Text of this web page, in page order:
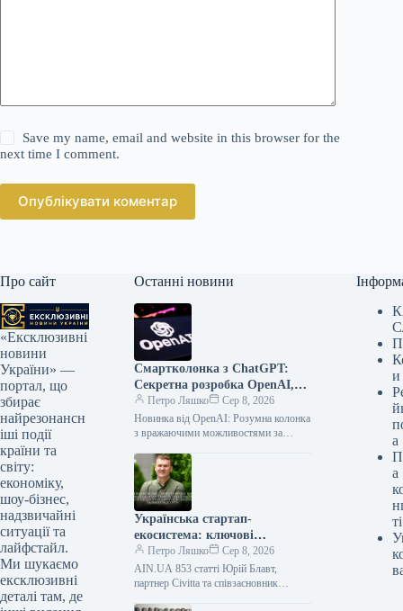
Save my name, email and website in this browser for the
next time I comment.
Опублікувати коментар
Про сайт
«Ексклюзивні
новини
України» —
портал, що
збирає
найрезонансн
іші події
країни та
світу:
економіку,
шоу-бізнес,
надзвичайні
ситуації та
лайфстайл.
Ми шукаємо
ексклюзивні
деталі там, де
Останні новини
Смартколонка з ChatGPT:
Секретна розробка OpenAI,
що змінить усе
Петро Ляшко
Сер 8, 2026
Новинка від OpenAI: Розумна колонка
з вражаючими можливостями за
Готуйтеся до майбутнього! OpenAI
планує випустити портативну
розумну…
Українська стартап-
екосистема: ключові
висновки дослідження Civitta
та Мінцифри
Петро Ляшко
Сер 8, 2026
AIN.UA 853 статті Юрій Блавт,
партнер Civitta та співзасновник
и
а
а
ті